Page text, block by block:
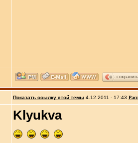
сохранить
Показать ссылку этой темы 4.12.2011 - 17:43
Klyukva